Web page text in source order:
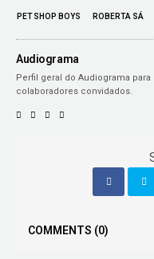
PET SHOP BOYS ROBERTA SÁ
Audiograma
Perfil geral do Audiograma
colaboradores convidados.
COMMENTS (0)